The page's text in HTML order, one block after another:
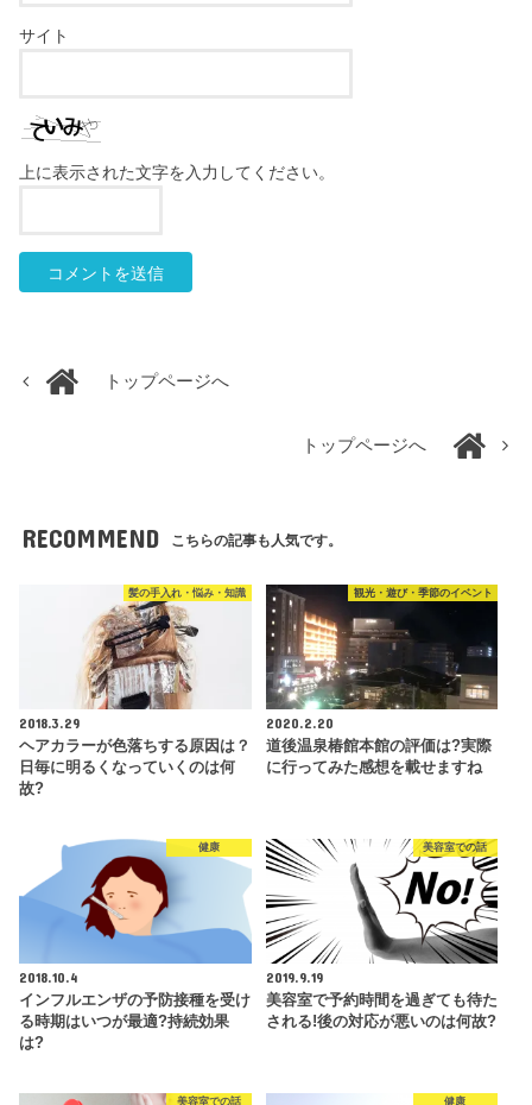
サイト
上に表示された文字を入力してください。
トップページへ
トップページへ
RECOMMEND こちらの記事も人気です。
髪の手入れ・悩み・知識
2018.3.29
ヘアカラーが色落ちする原因は？
日毎に明るくなっていくのは何
故?
観光・遊び・季節のイベント
2020.2.20
道後温泉椿館本館の評価は?実際
に行ってみた感想を載せますね
健康
2018.10.4
インフルエンザの予防接種を受け
る時期はいつが最適?持続効果
は?
美容室での話
2019.9.19
美容室で予約時間を過ぎても待た
される!後の対応が悪いのは何故?
美容室での話 健康